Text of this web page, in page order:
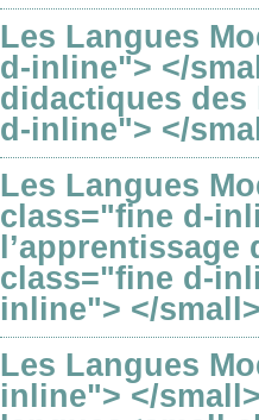
Les Langues
d-inline"> </
didactiques
d-inline"> </
Les Langues
class="fine d-
class="fine d-
inline"> </
Les Langues
inline"> </